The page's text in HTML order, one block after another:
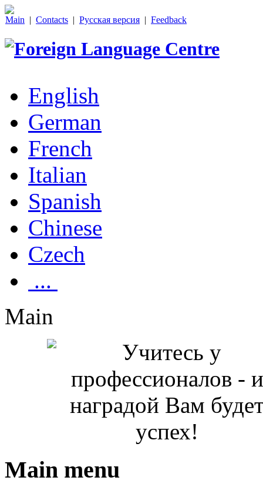
Main | Contacts | Русская версия | Feedback
English
German
French
Italian
Spanish
Chinese
Czech
...
Main
Main menu